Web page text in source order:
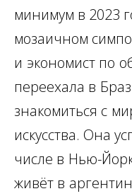
минимум в 2023
мозаичном
и экономист по
переехала в
знакомиться с
искусства. Она
числе в Нью-
живёт в